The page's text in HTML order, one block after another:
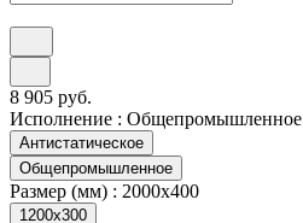
8 905 руб.
Исполнение : Общепромышленное
Антистатическое
Общепромышленное
Размер (мм) : 2000х400
1200х300